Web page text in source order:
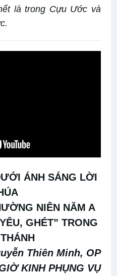
là trong Cựu Ước và
ÁNH SÁNG LỜI
NIÊN NĂM A
GHÉT” TRONG
Thiên Minh, OP
KINH PHỤNG VỤ